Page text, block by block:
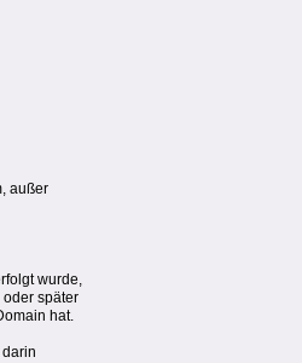
außer
wurde,
später
hat.